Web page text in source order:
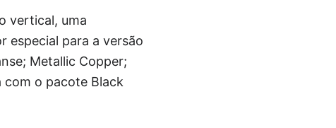
vertical, uma
especial para a versão
Metallic Copper;
com o pacote Black